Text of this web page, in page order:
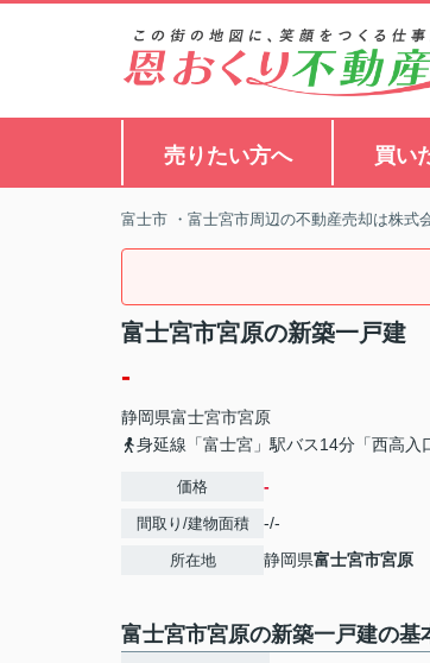
売りたい方へ 買い
富士市 ・富士宮市周辺の不動産売却は株式
富士宮市宮原の新築一戸建
-
静岡県富士宮市宮原
身延線「富士宮」駅バス14分「西高入
価格 -
間取り/建物面積 -/-
所在地 静岡県富士宮市宮原
富士宮市宮原の新築一戸建の基